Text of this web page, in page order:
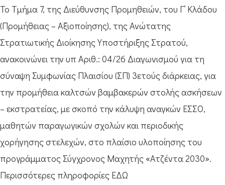
Το Τμήμα 7, της Διεύθυνσης Προμηθειών, του Γ’ Κλάδου
(Προμήθειας – Αξιοποίησης), της Ανώτατης
Στρατιωτικής Διοίκησης Υποστήριξης Στρατού,
ανακοινώνει την υπ Αριθ.: 04/26 Διαγωνισμού για τη
σύναψη Συμφωνίας Πλαισίου (ΣΠ) 3ετούς διάρκειας, για
την προμήθεια καλτσών βαμβακερών στολής ασκήσεων
– εκστρατείας, με σκοπό την κάλυψη αναγκών ΕΣΣΟ,
μαθητών παραγωγικών σχολών και περιοδικής
χορήγησης στελεχών, στο πλαίσιο υλοποίησης του
προγράμματος Σύγχρονος Μαχητής «Ατζέντα 2030».
Περισσότερες πληροφορίες ΕΔΩ